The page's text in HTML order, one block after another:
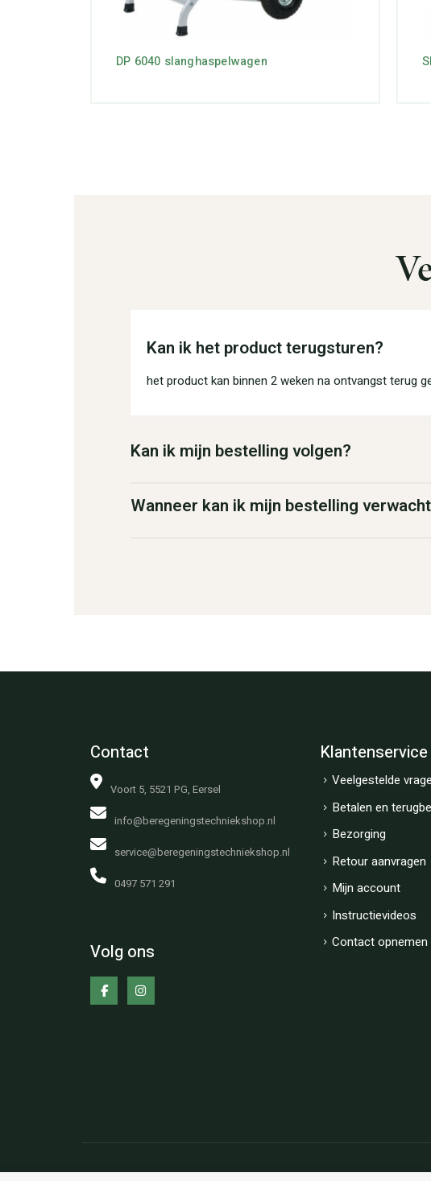
DP 6040 slanghaspelwagen
Kan ik het product terugsturen?
het product kan binnen 2 weken na ontvangst terug
Kan ik mijn bestelling volgen?
Wanneer kan ik mijn bestelling
Contact
Voort 5, 5521 PG, Eersel
info@beregeningstechniekshop.nl
service@beregeningstechniekshop.nl
0497 571 291
Volg ons
Klantenservice
Veelgestelde
Betalen en
Bezorging
Retour aanvragen
Mijn account
Instructievideos
Contact opnemen